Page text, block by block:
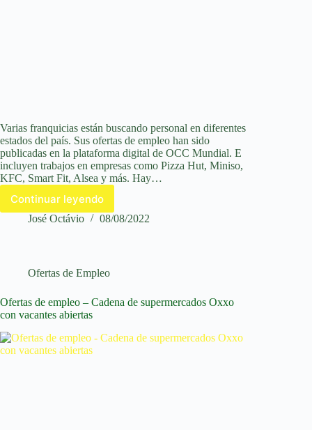
Varias franquicias están buscando personal en diferentes
estados del país. Sus ofertas de empleo han sido
publicadas en la plataforma digital de OCC Mundial. E
incluyen trabajos en empresas como Pizza Hut, Miniso,
KFC, Smart Fit, Alsea y más. Hay…
Continuar leyendo
Miniso,
KFC
tienen
de
empleo
Cómo
aplicar
José Octávio 08/08/2022
Ofertas de Empleo
Ofertas de empleo – Cadena de supermercados Oxxo
con vacantes abiertas